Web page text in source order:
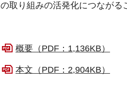
の取り組みの活発化につながる
概要（PDF：1,136KB）
本文（PDF：2,904KB）